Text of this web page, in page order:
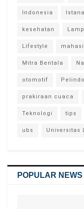
Indonesia
kesehatan
Lifestyle
Mitra Bentala
otomotif Pelindo
prakiraan cuaca
Teknologi tips
ubs Universitas
POPULAR NEWS